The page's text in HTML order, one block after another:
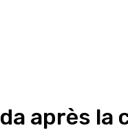
après la